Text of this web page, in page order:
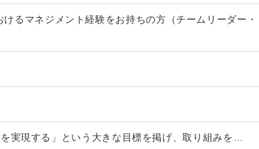
るマネジメント経験をお持ちの方（チームリーダー・
実現する」という大きな目標を掲げ、取り組みを…